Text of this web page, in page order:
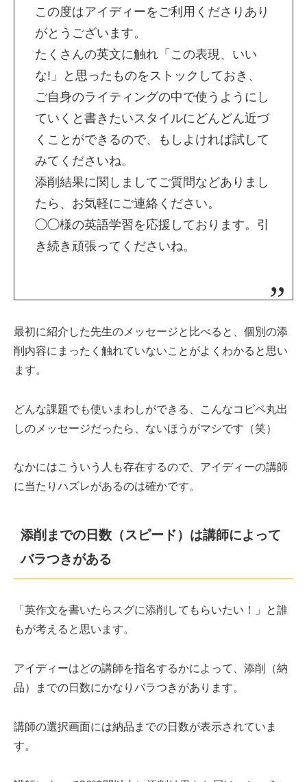
この度はアイディーをご利用くださりあり
がとうございます。
たくさんの英文に触れ「この表現、いい
な!」と思ったものをストックしておき、
ご自身のライティングの中で使うようにし
ていくと書きたいスタイルにどんどん近づ
くことができるので、もしよければ試して
みてくださいね。
添削結果に関しましてご質問などありまし
たら、お気軽にご連絡ください。
◯◯様の英語学習を応援しております。引
き続き頑張ってくださいね。
最初に紹介した先生のメッセージと比べると、個別の添
削内容にまったく触れていないことがよくわかると思い
ます。
どんな課題でも使いまわしができる、こんなコピペ丸出
しのメッセージだったら、ないほうがマシです（笑）
なかにはこういう人も存在するので、アイディーの講師
に当たりハズレがあるのは確かです。
添削までの日数（スピード）は講師によって
バラつきがある
「英作文を書いたらスグに添削してもらいたい！」と誰
もが考えると思います。
アイディーはどの講師を指名するかによって、添削（納
品）までの日数にかなりバラつきがあります。
講師の選択画面には納品までの日数が表示されていま
す。